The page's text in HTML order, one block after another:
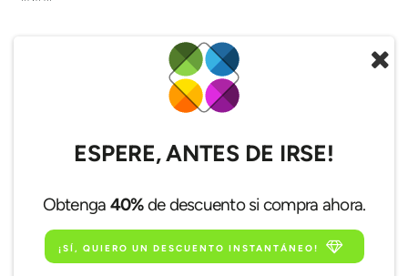
Nombre
Email
ESPERE, ANTES DE IRSE!
Obtenga 40%de descuento si compra ahora.
¡SÍ, QUIERO UN DESCUENTO INSTANTÁNEO!